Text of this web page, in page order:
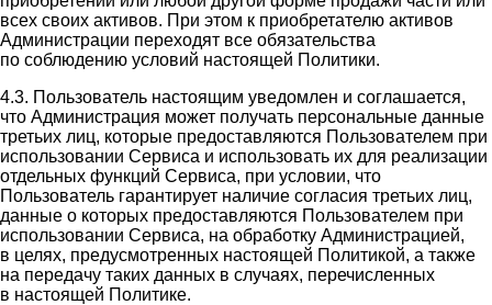
всех своих активов. При этом к приобретателю активов
Администрации переходят все обязательства
по соблюдению условий настоящей Политики.
4.3. Пользователь настоящим уведомлен и соглашается,
что Администрация может получать персональные данные
третьих лиц, которые предоставляются Пользователем при
использовании Сервиса и использовать их для реализации
отдельных функций Сервиса, при условии, что
Пользователь гарантирует наличие согласия третьих лиц,
данные о которых предоставляются Пользователем при
использовании Сервиса, на обработку Администрацией,
в целях, предусмотренных настоящей Политикой, а также
на передачу таких данных в случаях, перечисленных
в настоящей Политике.